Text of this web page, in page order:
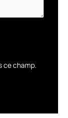
ce champ.